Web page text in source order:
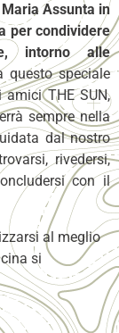
Assunta in
per condividere
intorno alle
questo speciale
THE SUN,
sempre nella
dal nostro
rivedersi,
con il
al meglio
si